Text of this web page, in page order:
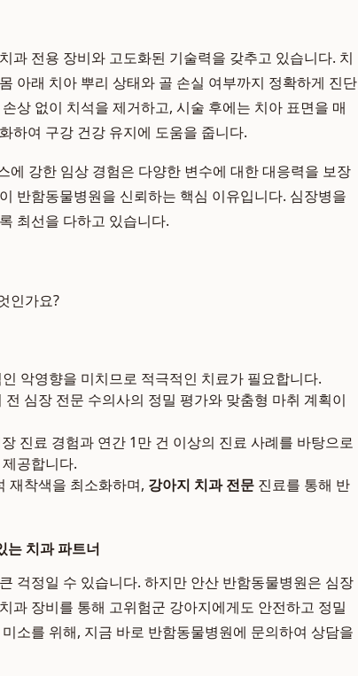
과 전용 장비와 고도화된 기술력을 갖추고 있습니다. 치
아래 치아 뿌리 상태와 골 손실 여부까지 정확하게 진단
상 없이 치석을 제거하고, 시술 후에는 치아 표면을 매
하여 구강 건강 유지에 도움을 줍니다.
강한 임상 경험은 다양한 변수에 대한 대응력을 보장
반함동물병원을 신뢰하는 핵심 이유입니다. 심장병을
최선을 다하고 있습니다.
인가요?
악영향을 미치므로 적극적인 치료가 필요합니다.
심장 전문 수의사의 정밀 평가와 맞춤형 마취 계획이
진료 경험과 연간 1만 건 이상의 진료 사례를 바탕으로
공합니다.
재착색을 최소화하며, 강아지 치과 전문 진료를 통해 반
는 치과 파트너
걱정일 수 있습니다. 하지만 안산 반함동물병원은 심장
과 장비를 통해 고위험군 강아지에게도 안전하고 정밀
소를 위해, 지금 바로 반함동물병원에 문의하여 상담을